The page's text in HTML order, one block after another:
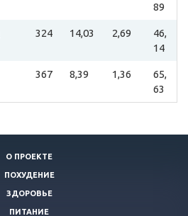
89
324 14,03 2,69
46,
14
367 8,39 1,36
65,
63
О ПРОЕКТЕ
ПОХУДЕНИЕ
ЗДОРОВЬЕ
ПИТАНИЕ